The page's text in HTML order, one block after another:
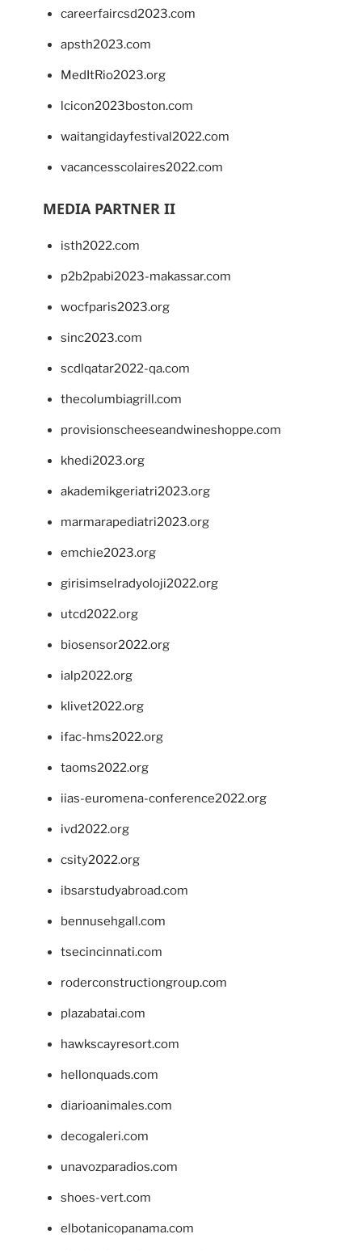
careerfaircsd2023.com
apsth2023.com
MedItRio2023.org
lcicon2023boston.com
waitangidayfestival2022.com
vacancesscolaires2022.com
MEDIA PARTNER II
isth2022.com
p2b2pabi2023-makassar.com
wocfparis2023.org
sinc2023.com
scdlqatar2022-qa.com
thecolumbiagrill.com
provisionscheeseandwineshoppe.com
khedi2023.org
akademikgeriatri2023.org
marmarapediatri2023.org
emchie2023.org
girisimselradyoloji2022.org
utcd2022.org
biosensor2022.org
ialp2022.org
klivet2022.org
ifac-hms2022.org
taoms2022.org
iias-euromena-conference2022.org
ivd2022.org
csity2022.org
ibsarstudyabroad.com
bennusehgall.com
tsecincinnati.com
roderconstructiongroup.com
plazabatai.com
hawkscayresort.com
hellonquads.com
diarioanimales.com
decogaleri.com
unavozparadios.com
shoes-vert.com
elbotanicopanama.com